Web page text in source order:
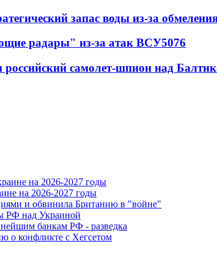
запас воды из-за
радары" из-за атак ВСУ5076
российский самолет-шпион над
на 2026-2027 годы
и обвинила Британию в "войне"
РФ над Украиной
банкам РФ - разведка
о конфликте с Хегсетом